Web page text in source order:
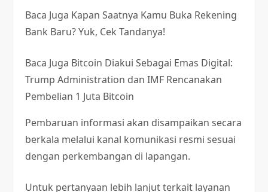
Baca Juga Kapan Saatnya Kamu Buka Rekening
Bank Baru? Yuk, Cek Tandanya!
Baca Juga Bitcoin Diakui Sebagai Emas Digital:
Trump Administration dan IMF Rencanakan
Pembelian 1 Juta Bitcoin
Pembaruan informasi akan disampaikan secara
berkala melalui kanal komunikasi resmi sesuai
dengan perkembangan di lapangan.
Untuk pertanyaan lebih lanjut terkait layanan